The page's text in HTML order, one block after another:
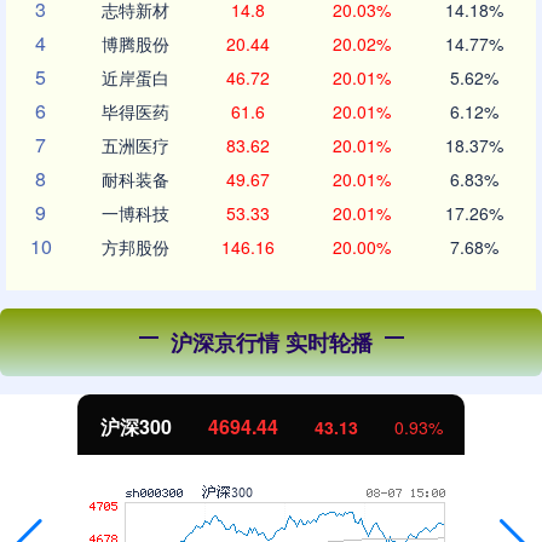
3 志特新材 14.8 20.03% 14.18%
4 博腾股份 20.44 20.02% 14.77%
5 近岸蛋白 46.72 20.01% 5.62%
6 毕得医药 61.6 20.01% 6.12%
7 五洲医疗 83.62 20.01% 18.37%
8 耐科装备 49.67 20.01% 6.83%
9 一博科技 53.33 20.01% 17.26%
10 方邦股份 146.16 20.00% 7.68%
沪深京行情 实时轮播
北证50 1134.24 11.37 1.01%